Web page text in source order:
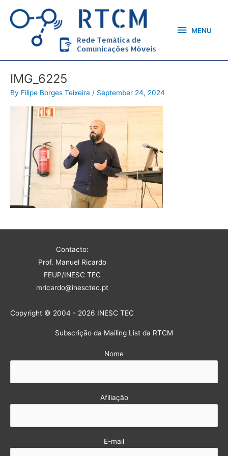
content
MENU
IMG_6225
By Filipe Borges Teixeira / September 24, 2024
Contacto:
Prof. Manuel Ricardo
FEUP/INESC TEC
mricardo@inesctec.pt
Copyright © 2004 - 2026 INESC TEC
Subscrição da Mailing List da RTCM
Nome
Afiliação
E-mail